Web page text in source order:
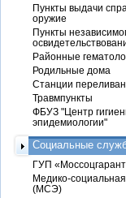
Пункты выдачи
оружие
Пункты
Районные
Родильные дома
Станции
Травмпункты
ФБУЗ "Центр
эпидемиологии"
Социальные
ГУП
Медико-социальная
(МСЭ)